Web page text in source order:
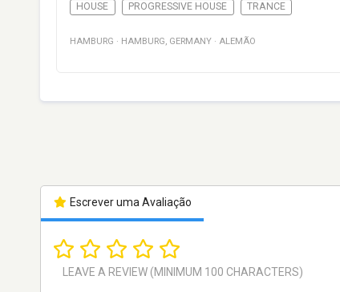
HOUSE PROGRESSIVE HOUSE TRANCE
HAMBURG · HAMBURG, GERMANY · ALEMÃO
Escrever uma Avaliação